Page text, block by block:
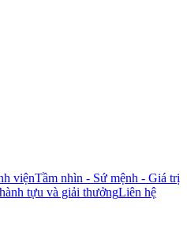
việnTầm nhìn - Sứ mệnh - Giá trị
tựu và giải thưởngLiên hệ